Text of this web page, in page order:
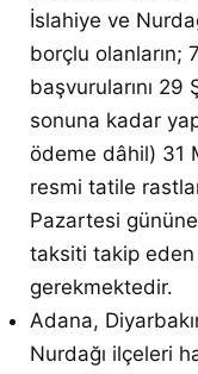
İslahiye ve
borçlu olanların;
başvurularını
sonuna kadar
ödeme dâhil) 31
resmi tatile
Pazartesi
taksiti takip eden
gerekmektedir.
Adana,
Nurdağı ilçeleri